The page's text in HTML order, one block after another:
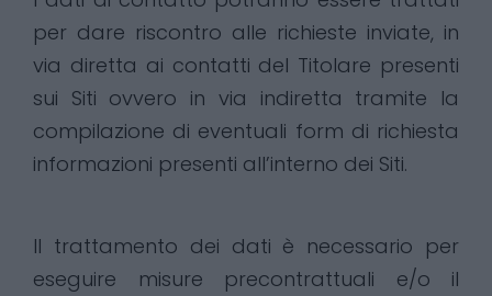
per dare riscontro alle richieste inviate, in
via diretta ai contatti del Titolare presenti
sui Siti ovvero in via indiretta tramite la
compilazione di eventuali form di richiesta
informazioni presenti all’interno dei Siti.
Il trattamento dei dati è necessario per
eseguire misure precontrattuali e/o il